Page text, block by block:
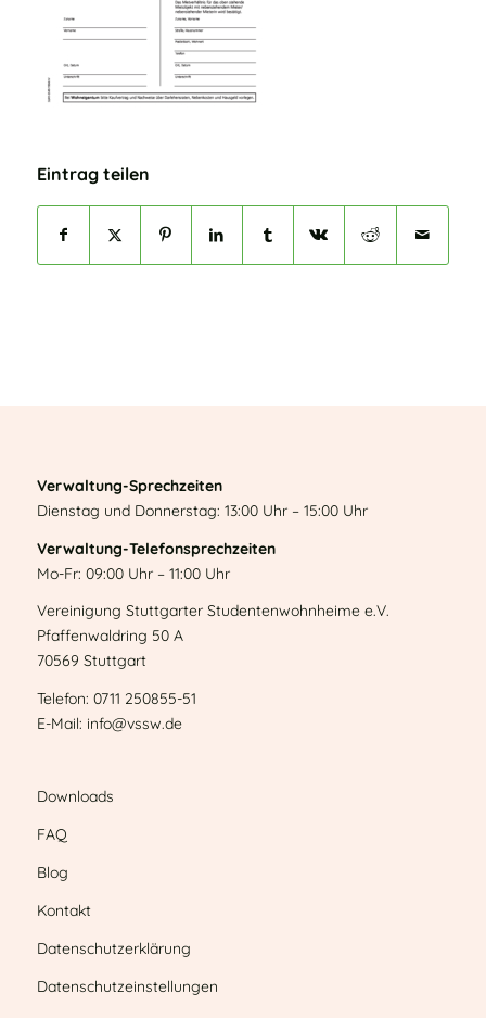
Eintrag teilen
Verwaltung-Sprechzeiten
Dienstag und Donnerstag: 13:00 Uhr – 15:00 Uhr
Verwaltung-Telefonsprechzeiten
Mo-Fr: 09:00 Uhr – 11:00 Uhr
Vereinigung Stuttgarter Studentenwohnheime e.V.
Pfaffenwaldring 50 A
70569 Stuttgart
Telefon: 0711 250855-51
E-Mail: info@vssw.de
Downloads
FAQ
Blog
Kontakt
Datenschutzerklärung
Datenschutzeinstellungen